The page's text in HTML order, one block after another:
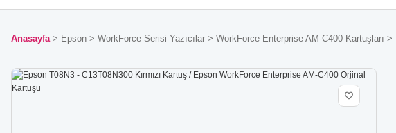
Anasayfa Epson WorkForce Serisi Yazıcılar WorkForce Enterprise AM-C400 Kartuşları